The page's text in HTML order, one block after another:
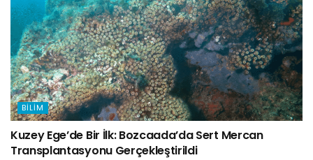
BILIM
Kuzey Ege’de Bir İlk: Bozcaada’da Sert Mercan
Transplantasyonu Gerçekleştirildi